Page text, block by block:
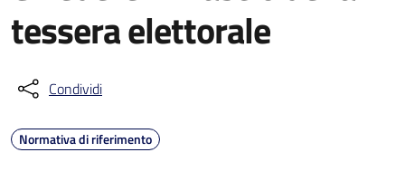
tessera elettorale
Condividi
Normativa di riferimento